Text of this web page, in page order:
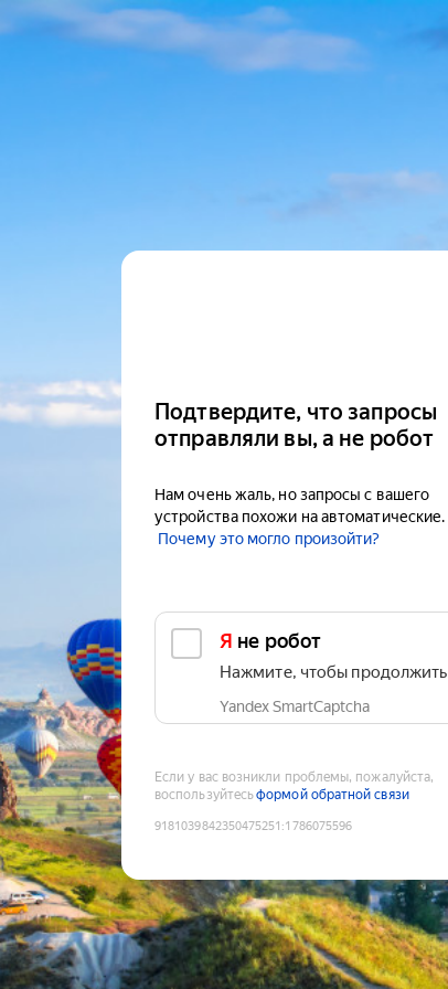
Подтвердите, что запросы
отправляли вы, а не робот
Нам очень жаль, но запросы с вашего
устройства похожи на автоматические.
Почему это могло произойти?
Я не робот
Нажмите, чтобы продолжить
Yandex SmartCaptcha
Если у вас возникли проблемы, пожалуйста,
воспользуйтесьформой обратной связи
9181039842350475251 :1786075596